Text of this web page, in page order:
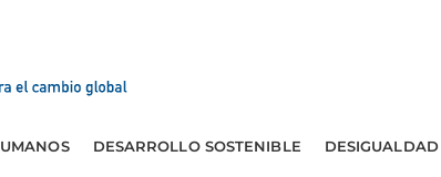
DESARROLLO SOSTENIBLE